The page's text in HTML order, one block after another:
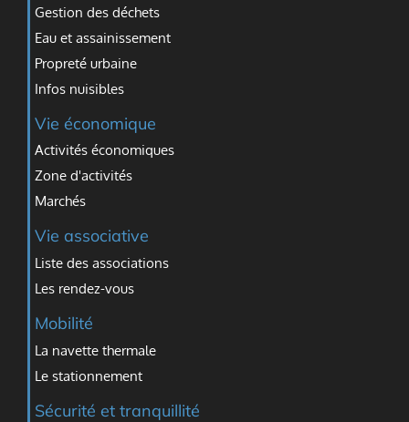
Gestion des déchets
Eau et assainissement
Propreté urbaine
Infos nuisibles
Vie économique
Activités économiques
Zone d'activités
Marchés
Vie associative
Liste des associations
Les rendez-vous
Mobilité
La navette thermale
Le stationnement
Sécurité et tranquillité